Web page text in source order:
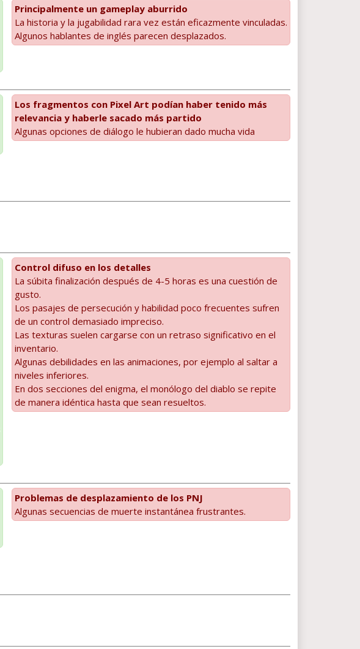
Principalmente un gameplay aburrido
La historia y la jugabilidad rara vez están eficazmente vinculadas.
Algunos hablantes de inglés parecen desplazados.
Los fragmentos con Pixel Art podían haber tenido más
relevancia y haberle sacado más partido
Algunas opciones de diálogo le hubieran dado mucha vida
Control difuso en los detalles
La súbita finalización después de 4-5 horas es una cuestión de
gusto.
Los pasajes de persecución y habilidad poco frecuentes sufren
de un control demasiado impreciso.
Las texturas suelen cargarse con un retraso significativo en el
inventario.
Algunas debilidades en las animaciones, por ejemplo al saltar a
niveles inferiores.
En dos secciones del enigma, el monólogo del diablo se repite
de manera idéntica hasta que sean resueltos.
Problemas de desplazamiento de los PNJ
Algunas secuencias de muerte instantánea frustrantes.